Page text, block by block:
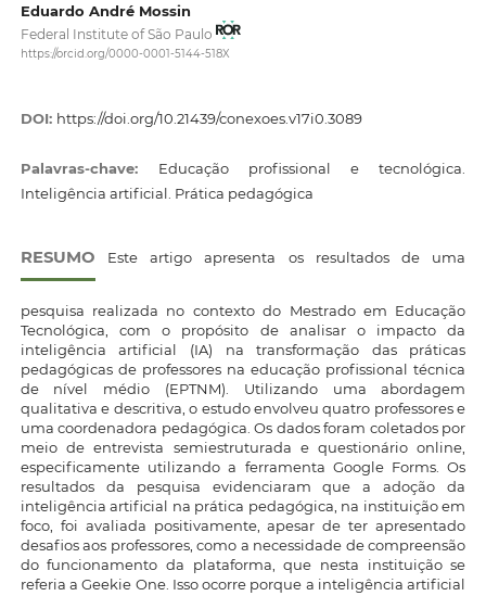
Eduardo André Mossin
Federal Institute of São Paulo
https://orcid.org/0000-0001-5144-518X
DOI: https://doi.org/10.21439/conexoes.v17i0.3089
Palavras-chave: Educação profissional e tecnológica.
Inteligência artificial. Prática pedagógica
RESUMO Este artigo apresenta os resultados de uma
pesquisa realizada no contexto do Mestrado em Educação
Tecnológica, com o propósito de analisar o impacto da
inteligência artificial (IA) na transformação das práticas
pedagógicas de professores na educação profissional técnica
de nível médio (EPTNM). Utilizando uma abordagem
qualitativa e descritiva, o estudo envolveu quatro professores e
uma coordenadora pedagógica. Os dados foram coletados por
meio de entrevista semiestruturada e questionário online,
especificamente utilizando a ferramenta Google Forms. Os
resultados da pesquisa evidenciaram que a adoção da
inteligência artificial na prática pedagógica, na instituição em
foco, foi avaliada positivamente, apesar de ter apresentado
desafios aos professores, como a necessidade de compreensão
do funcionamento da plataforma, que nesta instituição se
referia a Geekie One. Isso ocorre porque a inteligência artificial